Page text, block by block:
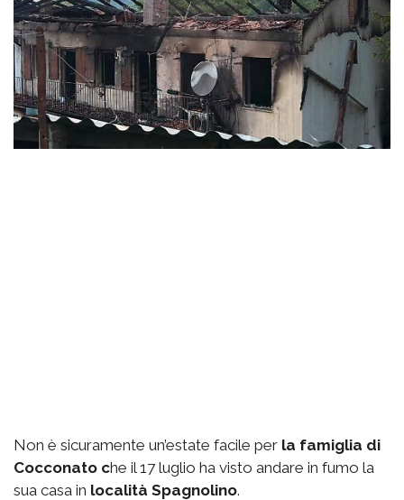
Non è sicuramente un’estate facile per la famiglia di
Cocconato che il 17 luglio ha visto andare in fumo la
sua casa in località Spagnolino.